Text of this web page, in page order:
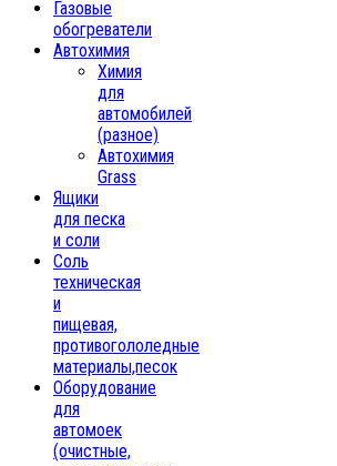
Газовые
обогреватели
Автохимия
Химия
для
автомобилей
(разное)
Автохимия
Grass
Ящики
для песка
и соли
Соль
техническая
и
пищевая,
противогололедные
материалы,песок
Oборудование
для
автомоек
(очистные,